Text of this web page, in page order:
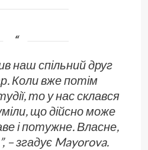
наш спільний друг
Коли вже потім
то у нас склався
що дійсно може
і потужне. Власне,
– згадує Mayorova.